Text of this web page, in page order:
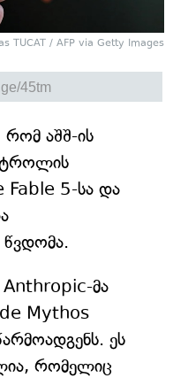
TUCAT / AFP via Getty Images
აშშ-ის
Fable 5-სა და
წვდომა.
მა
Mythos
ეს
რომელიც